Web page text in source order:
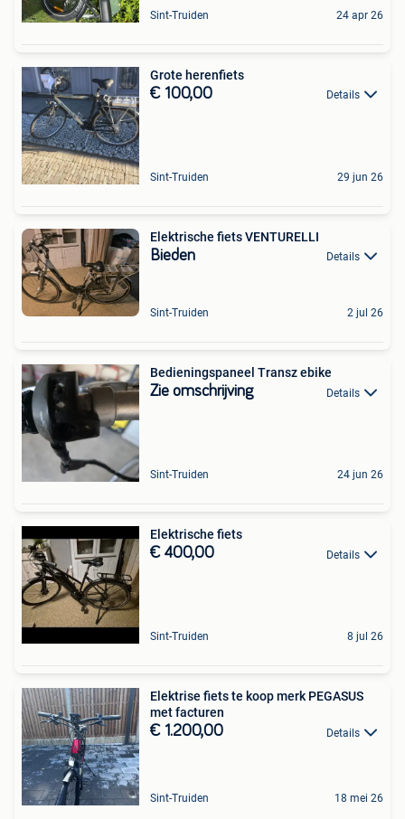
Sint-Truiden 24 apr 26
Grote herenfiets
€ 100,00 Details
Sint-Truiden 29 jun 26
Elektrische fiets VENTURELLI
Bieden Details
Sint-Truiden 2 jul 26
Bedieningspaneel Transz ebike
Zie omschrijving Details
Sint-Truiden 24 jun 26
Elektrische fiets
€ 400,00 Details
Sint-Truiden 8 jul 26
Elektrise fiets te koop merk PEGASUS
met facturen
€ 1.200,00 Details
Sint-Truiden 18 mei 26